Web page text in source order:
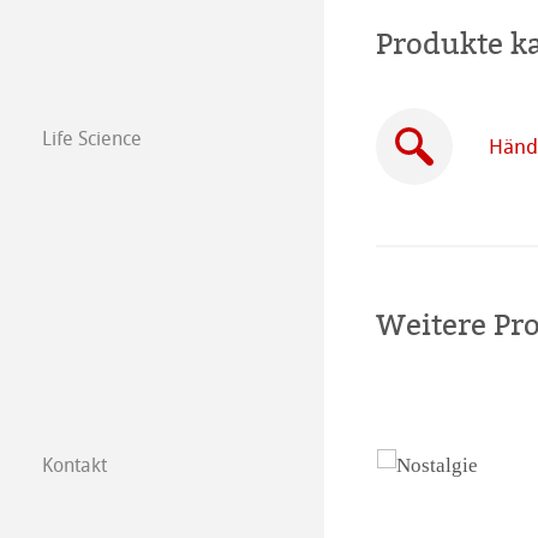
Life Science
Kontakt
Produkte
Weitere